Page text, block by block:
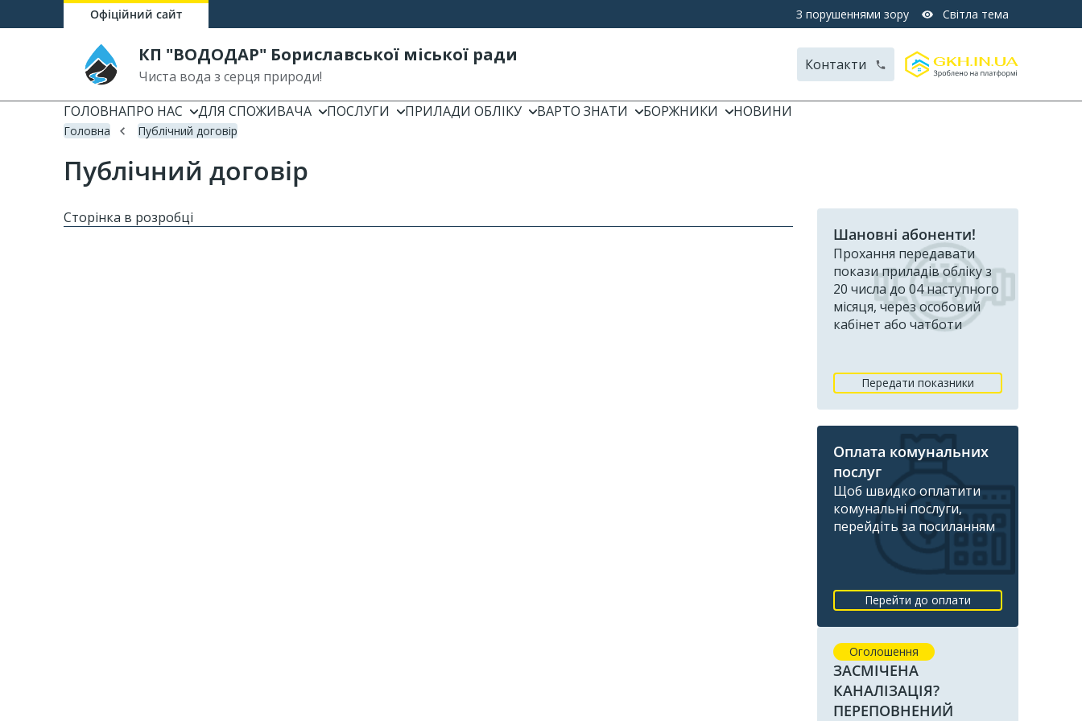
Офіційний сайт З порушеннями зору Світла тема
КП "ВОДОДАР" Бориславської міської ради
Чиста вода з серця природи!
Контакти
ГОЛОВНАПРО НАС ДЛЯ СПОЖИВАЧА ПОСЛУГИ ПРИЛАДИ ОБЛІКУ ВАРТО ЗНАТИ БОРЖНИКИ НОВИНИ
Головна Публічний договір
Публічний договір
Сторінка в розробці
Шановні абоненти!
Прохання передавати
покази приладів обліку з
20 числа до 04 наступного
місяця, через особовий
кабінет або чатботи
Передати показники
Оплата комунальних
послуг
Щоб швидко оплатити
комунальні послуги,
перейдіть за посиланням
Перейти до оплати
Оголошення
ЗАСМІЧЕНА
КАНАЛІЗАЦІЯ?
ПЕРЕПОВНЕНИЙ